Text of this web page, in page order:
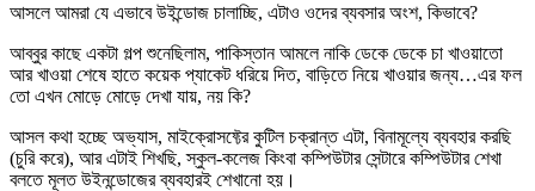
আসলে আমরা যে এভাবে উইন্ডোজ চালাচ্ছি, এটাও ওদের ব্যবসার অংশ, কিভাবে?
আব্বুর কাছে একটা গল্প শুনেছিলাম, পাকিস্তান আমলে নাকি ডেকে ডেকে চা খাওয়াতো
আর খাওয়া শেষে হাতে কয়েক প্যাকেট ধরিয়ে দিত, বাড়িতে নিয়ে খাওয়ার জন্য…এর ফল
তো এখন মোড়ে মোড়ে দেখা যায়, নয় কি?
আসল কথা হচ্ছে অভ্যাস, মাইক্রোসফ্টের কুটিল চক্রান্ত এটা, বিনামূল্যে ব্যবহার করছি
(চুরি করে), আর এটাই শিখছি, স্কুল-কলেজ কিংবা কম্পিউটার সেন্টারে কম্পিউটার শেখা
বলতে মূলত উইনন্ডোজের ব্যবহারই শেখানো হয়।